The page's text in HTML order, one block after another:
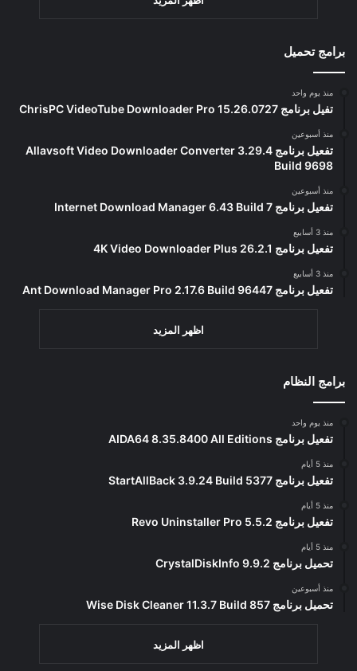
برامج تحميل
منذ يوم واحد
تفيل برنامج ChrisPC VideoTube Downloader Pro 15.26.0727
منذ أسبوعين
تفعيل برنامج Allavsoft Video Downloader Converter 3.29.4
Build 9698
منذ أسبوعين
تفعيل برنامج Internet Download Manager 6.43 Build 7
منذ 3 أسابيع
تفعيل برنامج 4K Video Downloader Plus 26.2.1
منذ 3 أسابيع
تفعيل برنامج Ant Download Manager Pro 2.17.6 Build 96447
اظهر المزيد
برامج النظام
منذ يوم واحد
تفعيل برنامج AIDA64 8.35.8400 All Editions
منذ 5 أيام
تفعيل برنامج StartAllBack 3.9.24 Build 5377
منذ 5 أيام
تفعيل برنامج Revo Uninstaller Pro 5.5.2
منذ 5 أيام
تحميل برنامج CrystalDiskInfo 9.9.2
منذ أسبوعين
تحميل برنامج Wise Disk Cleaner 11.3.7 Build 857
اظهر المزيد